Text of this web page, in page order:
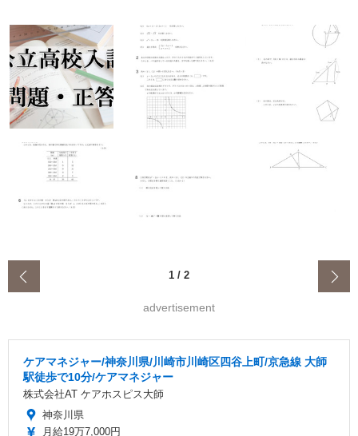
1 / 2
advertisement
ケアマネジャー/神奈川県/川崎市川崎区四谷上町/京急線 大師
駅徒歩で10分/ケアマネジャー
株式会社AT ケアホスピス大師
神奈川県
月給19万7,000円